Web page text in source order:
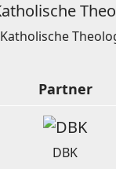
Katholische
Partner
DBK